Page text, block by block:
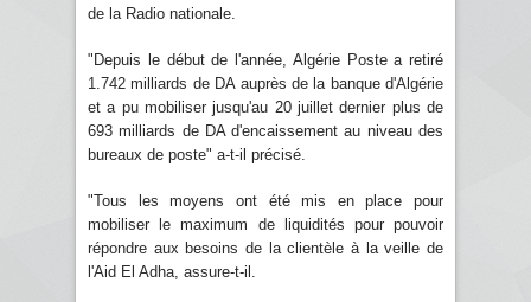
de la Radio nationale.
"Depuis le début de l'année, Algérie Poste a retiré
1.742 milliards de DA auprès de la banque d'Algérie
et a pu mobiliser jusqu'au 20 juillet dernier plus de
693 milliards de DA d'encaissement au niveau des
bureaux de poste" a-t-il précisé.
"Tous les moyens ont été mis en place pour
mobiliser le maximum de liquidités pour pouvoir
répondre aux besoins de la clientèle à la veille de
l'Aid El Adha, assure-t-il.